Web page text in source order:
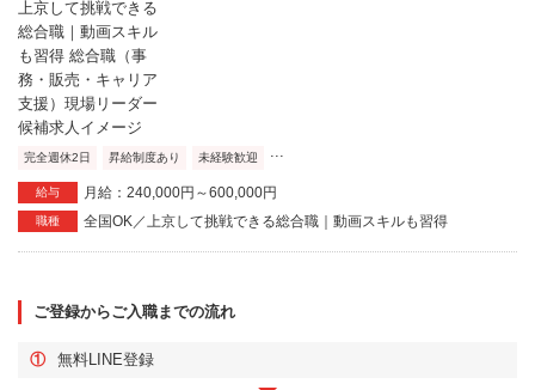
完全週休2日 昇給制度あり 未経験歓迎 ...
給与 月給：240,000円～600,000円
職種 全国OK／上京して挑戦できる総合職｜動画スキルも習得
ご登録からご入職までの流れ
① 無料LINE登録